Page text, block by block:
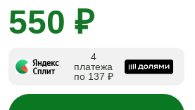
550 ₽
4
платежа
по 137 ₽